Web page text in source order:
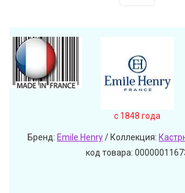
c 1848 года
Бренд: Emile Henry/ Коллекция:
код товара: